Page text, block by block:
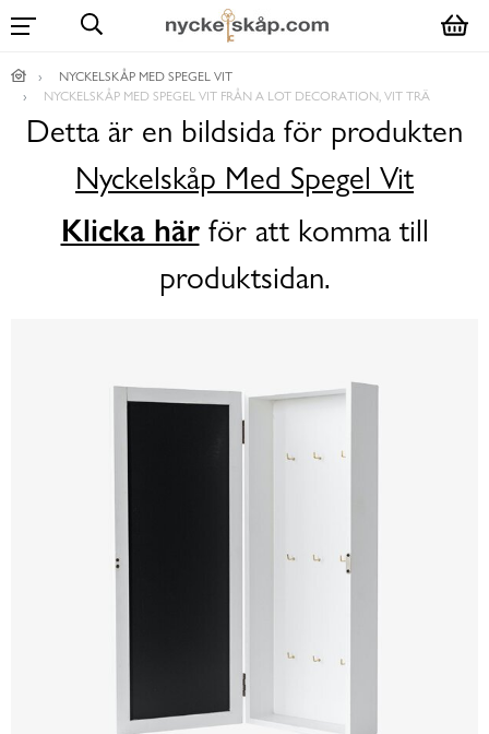
NYCKELSKÅP MED SPEGEL VIT
NYCKELSKÅP MED SPEGEL VIT FRÅN A LOT DECORATION, VIT TRÄ
Detta är en bildsida för produkten
Nyckelskåp Med Spegel Vit
Klicka härför att komma till
produktsidan.